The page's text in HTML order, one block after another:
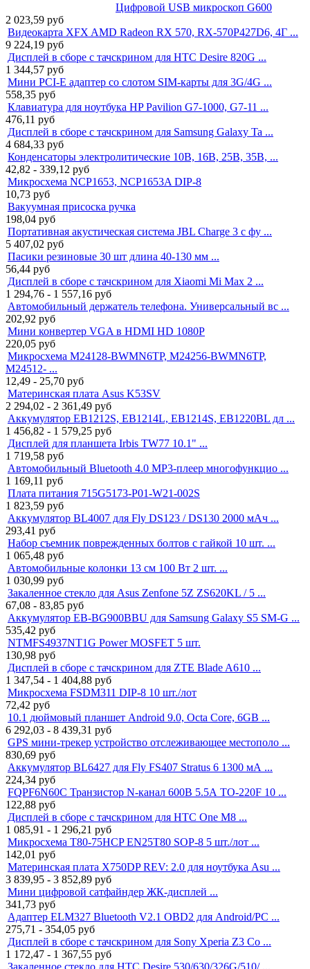
Цифровой USB микроскоп G600
2 023,59 руб
Видеокарта XFX AMD Radeon RX 570, RX-570P427D6, 4Г ...
9 224,19 руб
Дисплей в сборе с тачскрином для HTC Desire 820G ...
1 344,57 руб
Мини PCI-E адаптер со слотом SIM-карты для 3G/4G ...
558,35 руб
Клавиатура для ноутбука HP Pavilion G7-1000, G7-11 ...
476,11 руб
Дисплей в сборе с тачскрином для Samsung Galaxy Ta ...
4 684,33 руб
Конденсаторы электролитические 10В, 16В, 25В, 35В, ...
42,82 - 339,12 руб
Микросхема NCP1653, NCP1653A DIP-8
10,73 руб
Вакуумная присоска ручка
198,04 руб
Портативная акустическая система JBL Charge 3 с фу ...
5 407,02 руб
Пасики резиновые 30 шт длина 40-130 мм ...
56,44 руб
Дисплей в сборе с тачскрином для Xiaomi Mi Max 2 ...
1 294,76 - 1 557,16 руб
Автомобильный держатель телефона. Универсальный вс ...
202,92 руб
Мини конвертер VGA в HDMI HD 1080P
220,05 руб
Микросхема M24128-BWMN6TP, M24256-BWMN6TP,
M24512- ...
12,49 - 25,70 руб
Материнская плата Asus K53SV
2 294,02 - 2 361,49 руб
Аккумулятор EB1212S, EB1214L, EB1214S, EB1220BL дл ...
1 456,82 - 1 579,25 руб
Дисплей для планшета Irbis TW77 10.1" ...
1 719,58 руб
Автомобильный Bluetooth 4.0 MP3-плеер многофункцио ...
1 169,11 руб
Плата питания 715G5173-P01-W21-002S
1 823,59 руб
Аккумулятор BL4007 для Fly DS123 / DS130 2000 мАч ...
293,41 руб
Набор съемник поврежденных болтов с гайкой 10 шт. ...
1 065,48 руб
Автомобильные колонки 13 см 100 Вт 2 шт. ...
1 030,99 руб
Закаленное стекло для Asus Zenfone 5Z ZS620KL / 5 ...
67,08 - 83,85 руб
Аккумулятор EB-BG900BBU для Samsung Galaxy S5 SM-G ...
535,42 руб
NTMFS4937NT1G Power MOSFET 5 шт.
130,98 руб
Дисплей в сборе с тачскрином для ZTE Blade A610 ...
1 347,54 - 1 404,88 руб
Микросхема FSDM311 DIP-8 10 шт./лот
72,42 руб
10.1 дюймовый планшет Android 9.0, Octa Core, 6GB ...
6 292,03 - 8 439,31 руб
GPS мини-трекер устройство отслеживающее местополо ...
830,69 руб
Аккумулятор BL6427 для Fly FS407 Stratus 6 1300 мА ...
224,34 руб
FQPF6N60C Транзистор N-канал 600В 5.5А TO-220F 10 ...
122,88 руб
Дисплей в сборе с тачскрином для HTC One M8 ...
1 085,91 - 1 296,21 руб
Микросхема T80-75HCP EN25T80 SOP-8 5 шт./лот ...
142,01 руб
Материнская плата X750DP REV: 2.0 для ноутбука Asu ...
3 839,95 - 3 852,89 руб
Мини цифровой сатфайндер ЖК-дисплей ...
341,73 руб
Адаптер ELM327 Bluetooth V2.1 OBD2 для Android/PC ...
275,71 - 354,05 руб
Дисплей в сборе с тачскрином для Sony Xperia Z3 Co ...
1 172,47 - 1 367,55 руб
Закаленное стекло для HTC Desire 530/630/326G/510/ ...